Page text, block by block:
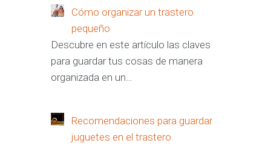
Cómo organizar un trastero
pequeño
Descubre en este artículo las claves
para guardar tus cosas de manera
organizada en un…
Recomendaciones para guardar
juguetes en el trastero